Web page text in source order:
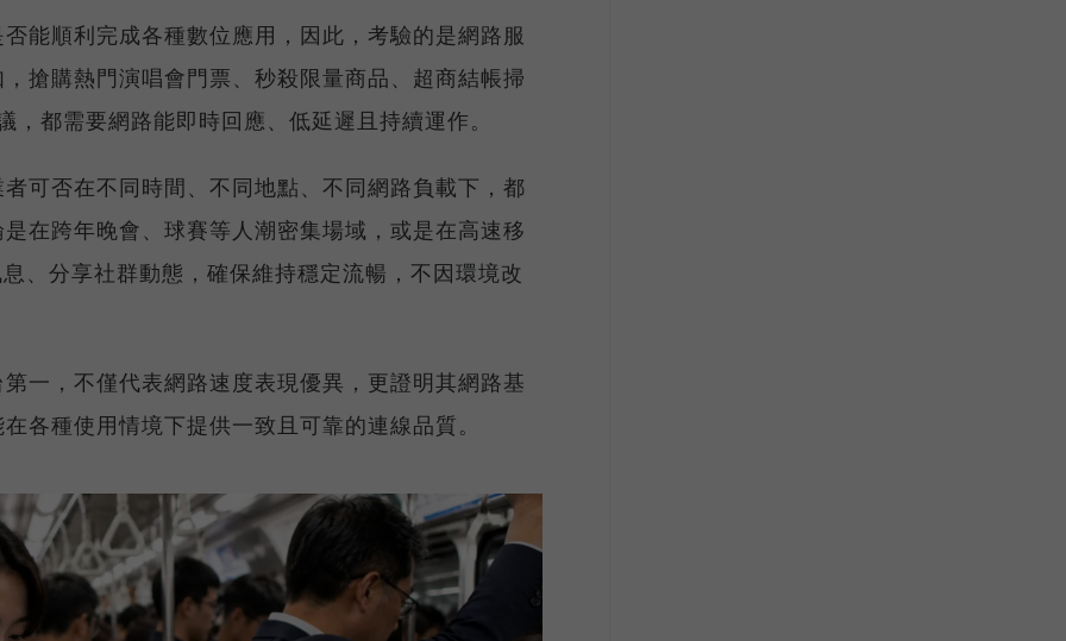
能順利完成各種數位應用，因此，考驗的是網路服
搶購熱門演唱會門票、秒殺限量商品、超商結帳掃
都需要網路能即時回應、低延遲且持續運作。
可否在不同時間、不同地點、不同網路負載下，都
在跨年晚會、球賽等人潮密集場域，或是在高速移
、分享社群動態，確保維持穩定流暢，不因環境改
一，不僅代表網路速度表現優異，更證明其網路基
各種使用情境下提供一致且可靠的連線品質。